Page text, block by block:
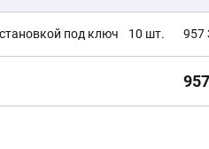
под ключ 10 шт. 957